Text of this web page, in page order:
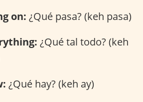
on: ¿Qué pasa? (keh pasa)
¿Qué tal todo? (keh
¿Qué hay? (keh ay)